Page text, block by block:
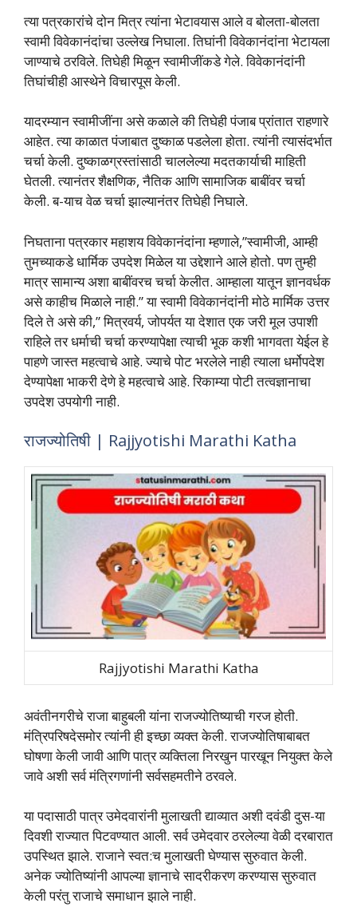
त्‍या पत्रकारांचे दोन मित्र त्‍यांना भेटावयास आले व बोलता-बोलता
स्‍वामी विवेकानंदांचा उल्‍लेख निघाला. तिघांनी विवेकानंदांना भेटायला
जाण्‍याचे ठरविले. तिघेही मिळून स्‍वामीजींकडे गेले. विवेकानंदांनी
तिघांचीही आस्‍थेने विचारपूस केली.
यादरम्‍यान स्‍वामीजींना असे कळाले की तिघेही पंजाब प्रांतात राहणारे
आहेत. त्‍या काळात पंजाबात दुष्‍काळ पडलेला होता. त्‍यांनी त्‍यासंदर्भात
चर्चा केली. दुष्‍काळग्रस्‍तांसाठी चाललेल्‍या मदतकार्याची माहिती
घेतली. त्‍यानंतर शैक्षणिक, नैतिक आणि सामाजिक बाबींवर चर्चा
केली. ब-याच वेळ चर्चा झाल्‍यानंतर तिघेही निघाले.
निघताना पत्रकार महाशय विवेकानंदांना म्‍हणाले,”स्‍वामीजी, आम्‍ही
तुमच्‍याकडे धार्मिक उपदेश मिळेल या उद्देशाने आले होतो. पण तुम्‍ही
मात्र सामान्‍य अशा बाबींवरच चर्चा केलीत. आम्‍हाला यातून ज्ञानवर्धक
असे काहीच मिळाले नाही.” या स्‍वामी विवेकानंदांनी मोठे मार्मिक उत्तर
दिले ते असे की,” मित्रवर्य, जोपर्यत या देशात एक जरी मूल उपाशी
राहिले तर धर्माची चर्चा करण्‍यापेक्षा त्‍याची भूक कशी भागवता येईल हे
पाहणे जास्‍त महत्‍वाचे आहे. ज्‍याचे पोट भरलेले नाही त्‍याला धर्मोपदेश
देण्‍यापेक्षा भाकरी देणे हे महत्‍वाचे आहे. रिकाम्‍या पोटी तत्वज्ञानाचा
उपदेश उपयोगी नाही.
राजज्‍योतिषी | Rajjyotishi Marathi Katha
Rajjyotishi Marathi Katha
अवंतीनगरीचे राजा बाहुबली यांना राजज्‍योतिष्‍याची गरज होती.
मंत्रिपरिषदेसमोर त्‍यांनी ही इच्‍छा व्‍यक्त केली. राजज्‍योतिषाबाबत
घोषणा केली जावी आणि पात्र व्‍यक्तिला निरखुन पारखून नियुक्त केले
जावे अशी सर्व मंत्रिगणांनी सर्वसहमतीने ठरवले.
या पदासाठी पात्र उमेदवारांनी मुलाखती द्याव्‍यात अशी दवंडी दुस-या
दिवशी राज्‍यात पिटवण्‍यात आली. सर्व उमेदवार ठरलेल्‍या वेळी दरबारात
उपस्थित झाले. राजाने स्‍वत:च मुलाखती घेण्‍यास सुरुवात केली.
अनेक ज्‍योतिष्‍यांनी आपल्‍या ज्ञानाचे सादरीकरण करण्‍यास सुरुवात
केली परंतु राजाचे समाधान झाले नाही.